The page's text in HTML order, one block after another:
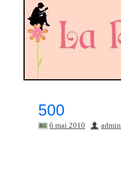
500
6 mai 2010 admin